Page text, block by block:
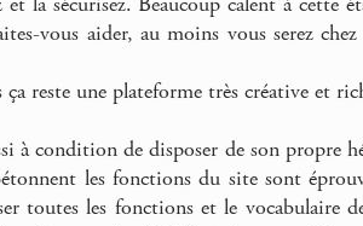
vous aider, au moins vous serez chez
reste une plateforme très créative et
à condition de disposer de son propre
les fonctions du site sont
toutes les fonctions et le vocabulaire